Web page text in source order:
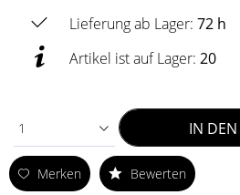
Lieferung ab Lager: 72 h
Artikel ist auf Lager: 20
1 IN DEN
Merken Bewerten